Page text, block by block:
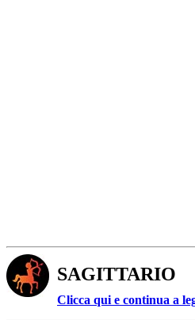
SAGITTARIO
Clicca qui e continua a